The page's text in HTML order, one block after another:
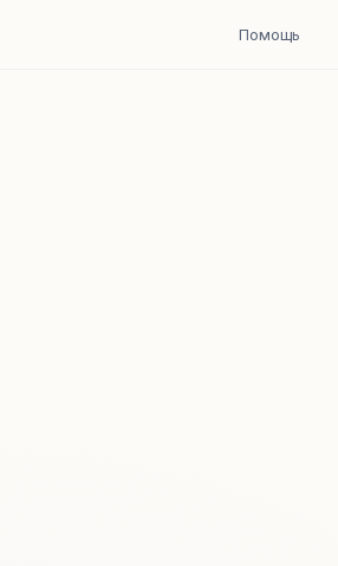
Помощь